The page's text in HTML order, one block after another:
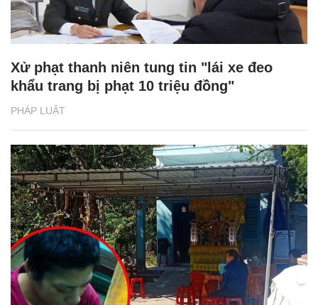
PHÁP LUẬT
Xử phạt thanh niên tung tin "lái xe đeo
khẩu trang bị phạt 10 triệu đồng"